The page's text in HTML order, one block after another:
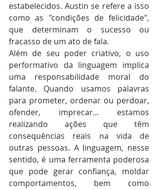
estabelecidos. Austin se refere a isso
como as "condições de felicidade",
que determinam o sucesso ou
fracasso de um ato de fala.
Além de seu poder criativo, o uso
performativo da linguagem implica
uma responsabilidade moral do
falante. Quando usamos palavras
para prometer, ordenar ou perdoar,
ofender, imprecar... estamos
realizando ações que têm
consequências reais na vida de
outras pessoas. A linguagem, nesse
sentido, é uma ferramenta poderosa
que pode gerar confiança, moldar
comportamentos, bem como